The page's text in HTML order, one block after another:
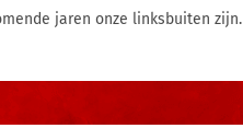
jaren onze linksbuiten zijn.